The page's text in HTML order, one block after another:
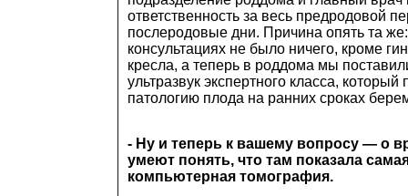
ответственность за весь предродовой
послеродовые дни. Причина опять та
консультациях не было ничего, кроме
кресла, а теперь в роддома мы
ультразвук экспертного класса,
патологию плода на ранних сроках
- Ну и теперь к вашему вопросу — о
умеют понять, что там показала
компьютерная томография.